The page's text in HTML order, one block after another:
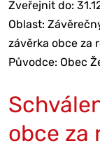
Zveřejnit do:
Oblast:
závěrka obce za
Původce: Obec
obce za